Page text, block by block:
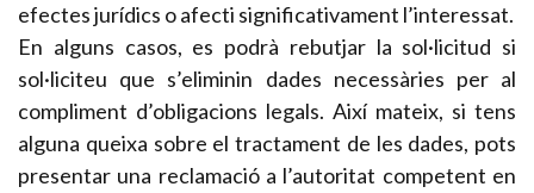
efectes jurídics o afecti significativament l’interessat.
En alguns casos, es podrà rebutjar la sol·licitud si
sol·liciteu que s’eliminin dades necessàries per al
compliment d’obligacions legals. Així mateix, si tens
alguna queixa sobre el tractament de les dades, pots
presentar una reclamació a l’autoritat competent en